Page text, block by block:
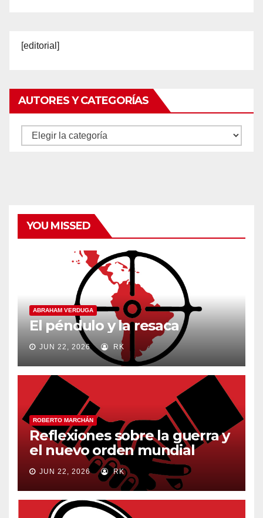
[editorial]
AUTORES Y CATEGORÍAS
Autores
YOU MISSED
ABRAHAM VERDUGA
El péndulo y la resaca
JUN 22, 2026 RK
ROBERTO MARCHÁN
Reflexiones sobre la guerra y
el nuevo orden mundial
JUN 22, 2026 RK